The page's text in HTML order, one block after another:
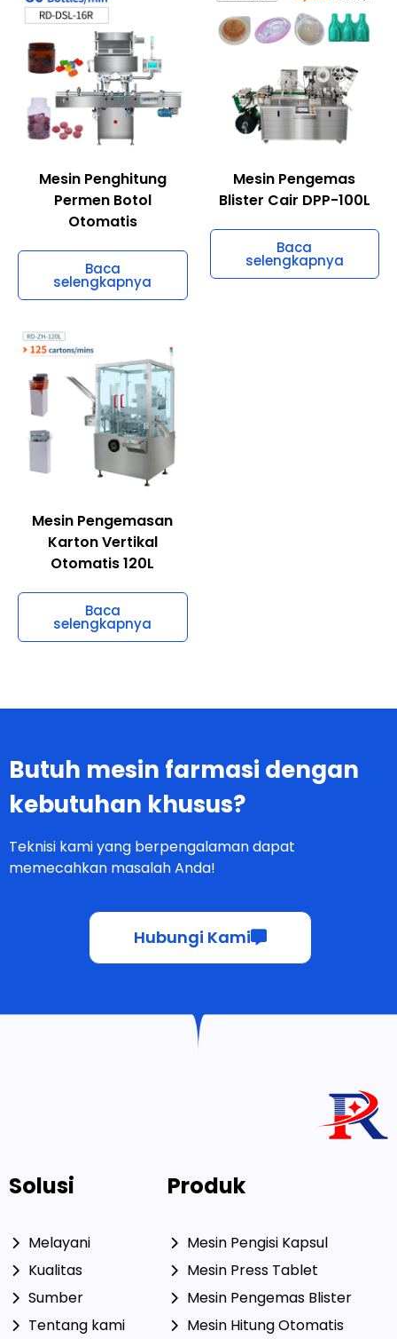
Mesin Penghitung
Permen Botol
Otomatis
Baca
selengkapnya
Mesin Pengemas
Blister Cair DPP-100L
Baca
selengkapnya
Mesin Pengemasan
Karton Vertikal
Otomatis 120L
Baca
selengkapnya
Butuh mesin farmasi dengan
kebutuhan khusus?
Teknisi kami yang berpengalaman dapat
memecahkan masalah Anda!
Hubungi Kami
Solusi
Melayani
Kualitas
Sumber
Tentang kami
Produk
Mesin Pengisi Kapsul
Mesin Press Tablet
Mesin Pengemas Blister
Mesin Hitung Otomatis